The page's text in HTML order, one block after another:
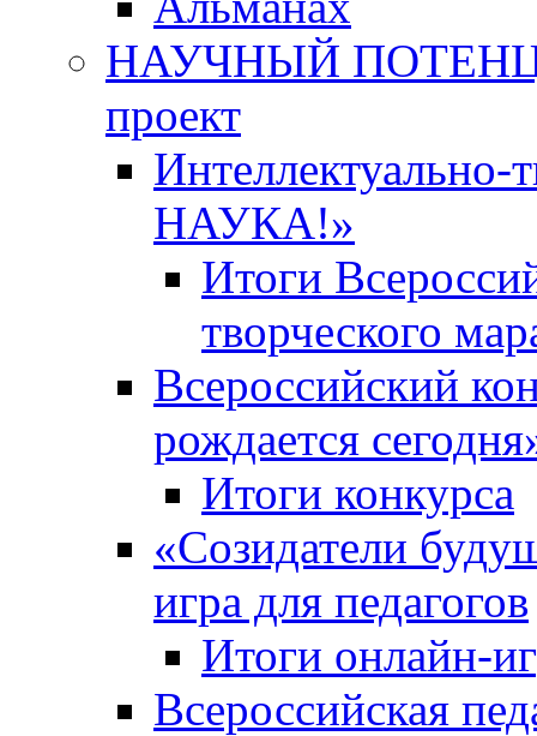
НАУЧНЫЙ
проект
НАУКА!»
Итоги
творческого
Всероссийский
рождается
Итоги конкурса
«Cозидатели
игра для педагогов
Итоги онлайн-
Всероссийская